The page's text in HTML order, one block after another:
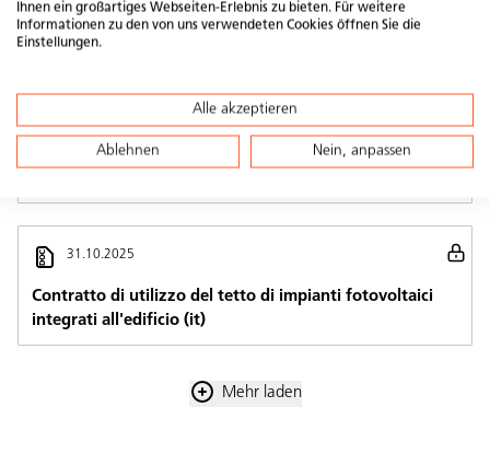
Contrat relatif à l'utisation d'une toiture d'installations
photovoltaïques rapportées (fr)
Contratto di utilizzo del tetto di impianti fotovoltaici
31.10.2025
Contratto di utilizzo del tetto di impianti fotovoltaici
integrati all'edificio (it)
Mehr laden
Ihnen ein großartiges Webseiten-Erlebnis zu bieten. Für weitere
Informationen zu den von uns verwendeten Cookies öffnen Sie die
Einstellungen.
Alle akzeptieren
Ablehnen Nein, anpassen